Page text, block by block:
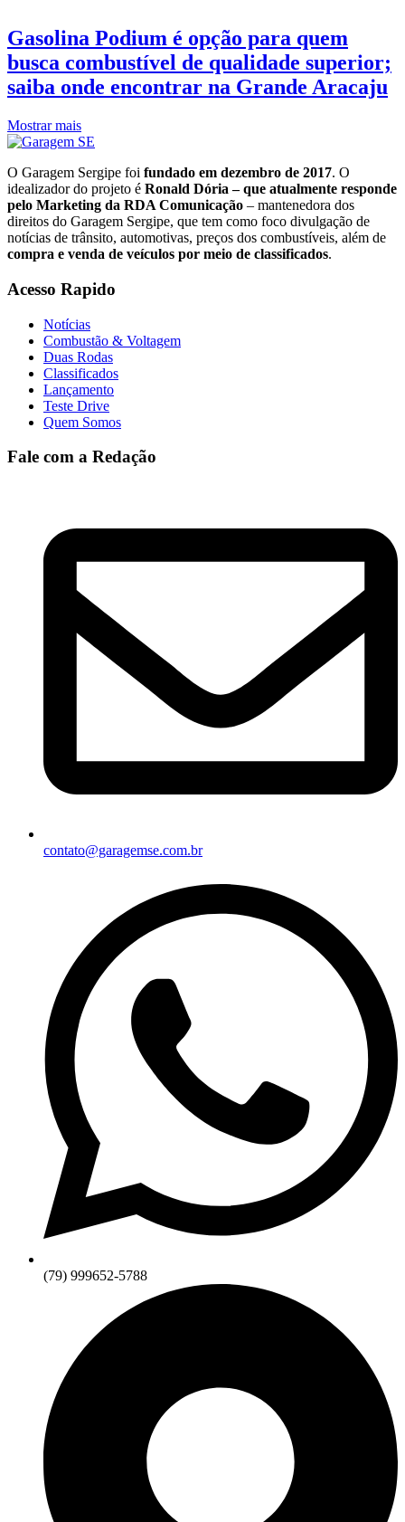
Gasolina Podium é opção para quem
busca combustível de qualidade superior;
saiba onde encontrar na Grande Aracaju
Mostrar mais
O Garagem Sergipe foi fundado em dezembro de 2017. O
idealizador do projeto é Ronald Dória – que atualmente responde
pelo Marketing da RDA Comunicação – mantenedora dos
direitos do Garagem Sergipe, que tem como foco divulgação de
notícias de trânsito, automotivas, preços dos combustíveis, além de
compra e venda de veículos por meio de classificados.
Acesso Rapido
Notícias
Combustão & Voltagem
Duas Rodas
Classificados
Lançamento
Teste Drive
Quem Somos
Fale com a Redação
contato@garagemse.com.br
(79) 999652-5788